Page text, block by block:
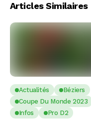
Articles Similaires
Actualités
Béziers
Coupe Du Monde 2023
Infos
Pro D2